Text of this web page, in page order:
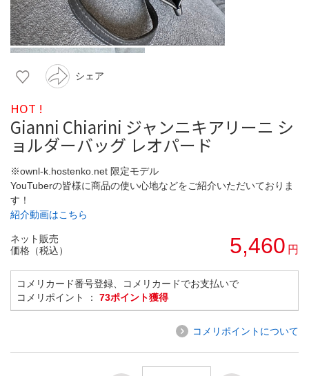
シェア
HOT !
Gianni Chiarini ジャンニキアリーニ シ
ョルダーバッグ レオパード
※ownl-k.hostenko.net 限定モデル
YouTuberの皆様に商品の使い心地などをご紹介いただいておりま
す！
紹介動画はこちら
ネット販売
価格（税込）
5,460 円
コメリカード番号登録、コメリカードでお支払いで
コメリポイント ： 73ポイント獲得
コメリポイントについて